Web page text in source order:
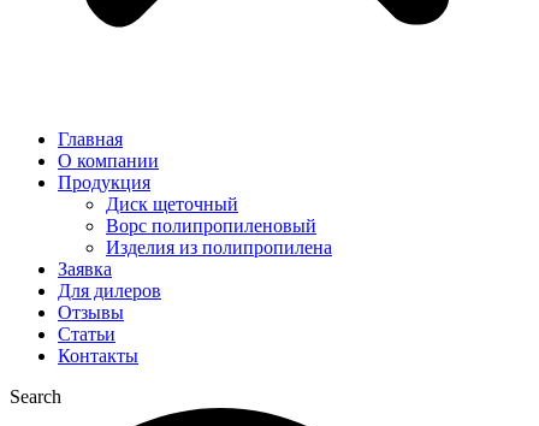
Главная
О компании
Продукция
Диск щеточный
Ворс полипропиленовый
Изделия из полипропилена
Заявка
Для дилеров
Отзывы
Статьи
Контакты
Search